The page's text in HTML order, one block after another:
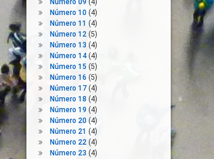
Número 09(4)
Número 10(4)
Número 11 (4)
Número 12(5)
Número 13 (4)
Número 14(4)
Número 15 (5)
Número 16 (5)
Número 17(4)
Número 18 (4)
Número 19 (4)
Número 20(4)
Número 21 (4)
Número 22(4)
Número 23 (4)